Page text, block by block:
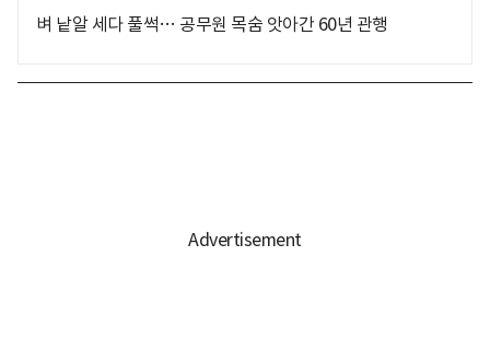
벼 낱알 세다 풀썩… 공무원 목숨 앗아간 60년 관행